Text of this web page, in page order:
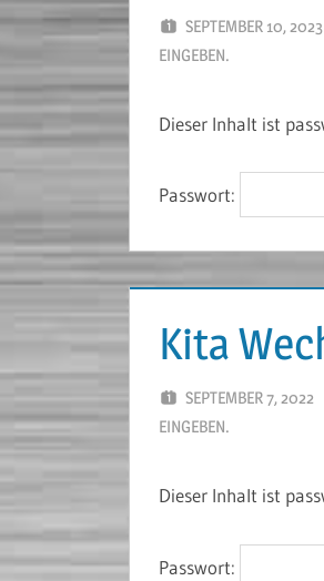
SEPTEMBER 10, 2023
EINGEBEN.
Dieser Inhalt ist
Passwort:
Kita
SEPTEMBER 7, 2022
EINGEBEN.
Dieser Inhalt ist
Passwort: